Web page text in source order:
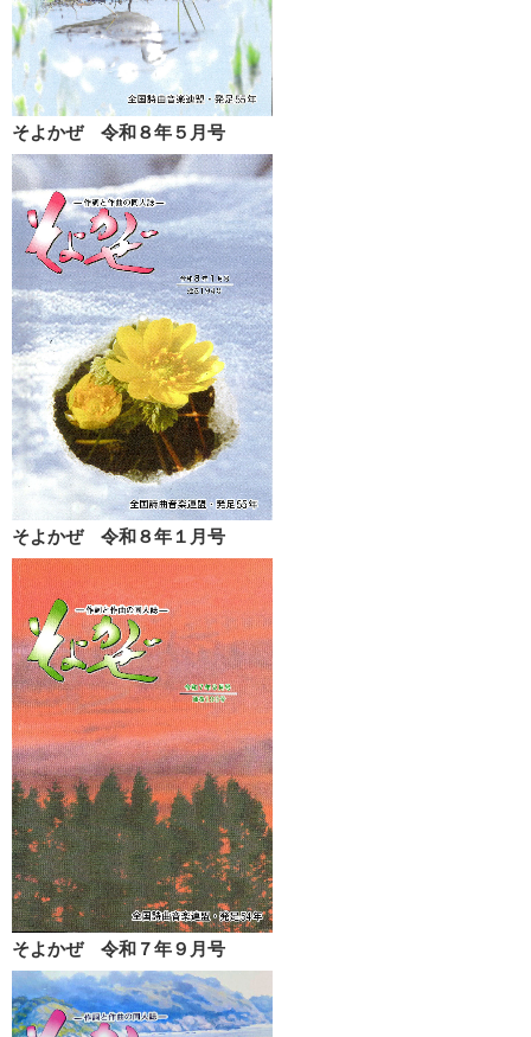
そよかぜ 令和８年５月号
そよかぜ 令和８年１月号
そよかぜ 令和７年９月号